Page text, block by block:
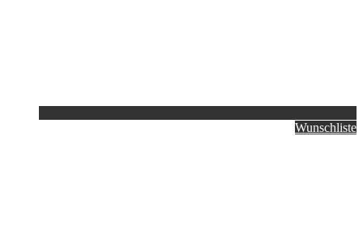
Wunschliste